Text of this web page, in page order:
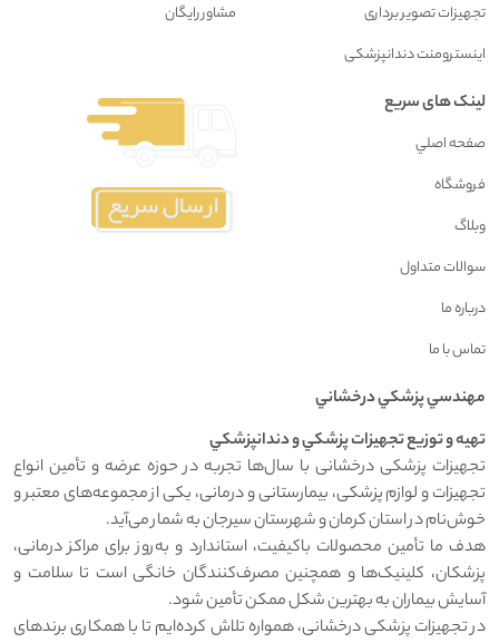
تجهیزات تصویر برداری
اینسترومنت دندانپزشکی
مشاور رايگان
لینک های سریع
صفحه اصلي
فروشگاه
وبلاگ
سوالات متداول
درباره ما
تماس با ما
مهندسي پزشکي درخشاني
تهيه و توزيع تجهيزات پزشکي و دندانپزشکي
تجهیزات پزشکی درخشانی با سال‌ها تجربه در حوزه عرضه و تأمین انواع
تجهیزات و لوازم پزشکی، بیمارستانی و درمانی، یکی از مجموعه‌های معتبر و
خوش‌نام در استان کرمان و شهرستان سیرجان به شمار می‌آید.
هدف ما تأمین محصولات باکیفیت، استاندارد و به‌روز برای مراکز درمانی،
پزشکان، کلینیک‌ها و همچنین مصرف‌کنندگان خانگی است تا سلامت و
آسایش بیماران به بهترین شکل ممکن تأمین شود.
در تجهیزات پزشکی درخشانی، همواره تلاش کرده‌ایم تا با همکاری برندهای